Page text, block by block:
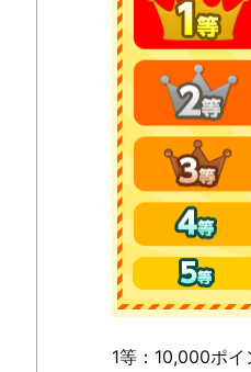
1等：10,000ポイ